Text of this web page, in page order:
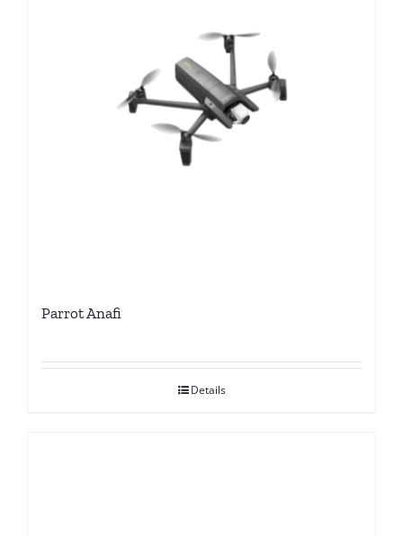
Parrot Anafi
Details